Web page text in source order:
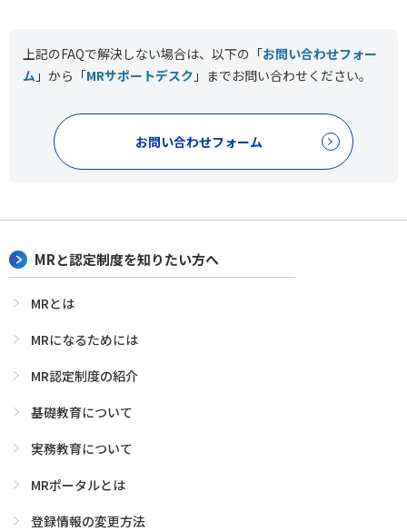
上記のFAQで解決しない場合は、以下の「お問い合わせフォー
ム 」から「MRサポートデスク 」までお問い合わせください。
お問い合わせフォーム
MRと認定制度を知りたい方へ
MRとは
MRになるためには
MR認定制度の紹介
基礎教育について
実務教育について
MRポータルとは
登録情報の変更方法